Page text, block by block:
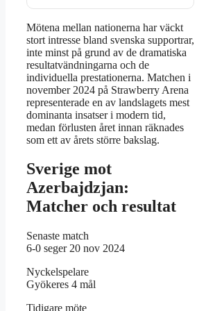
Mötena mellan nationerna har väckt
stort intresse bland svenska supportrar,
inte minst på grund av de dramatiska
resultatvändningarna och de
individuella prestationerna. Matchen i
november 2024 på Strawberry Arena
representerade en av landslagets mest
dominanta insatser i modern tid,
medan förlusten året innan räknades
som ett av årets större bakslag.
Sverige mot
Azerbajdzjan:
Matcher och resultat
Senaste match
6-0 seger 20 nov 2024
Nyckelspelare
Gyökeres 4 mål
Tidigare möte